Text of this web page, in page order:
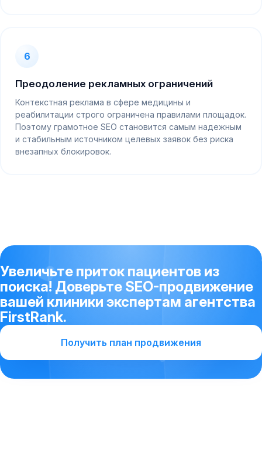
6
Преодоление рекламных ограничений
Контекстная реклама в сфере медицины и
реабилитации строго ограничена правилами площадок.
Поэтому грамотное SEO становится самым надежным
и стабильным источником целевых заявок без риска
внезапных блокировок.
Увеличьте приток пациентов из
поиска! Доверьте SEO-продвижение
вашей клиники экспертам агентства
FirstRank.
Получить план продвижения